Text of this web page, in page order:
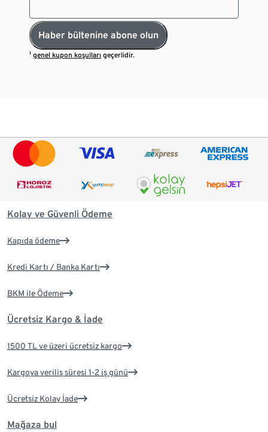
Haber bültenine abone olun
¹genel kupon koşulları geçerlidir.
Kolay ve Güvenli Ödeme
Kapıda ödeme
Kredi Kartı / Banka Kartı
BKM ile Ödeme
Ücretsiz Kargo & İade
1500 TL ve üzeri ücretsiz kargo
Kargoya veriliş süresi 1-2 iş günü
Ücretsiz Kolay İade
Mağaza bul